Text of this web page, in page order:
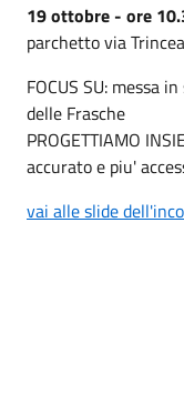
19 ottobre - ore
parchetto via
FOCUS SU: messa
delle Frasche
PROGETTIAMO
accurato e piu'
vai alle slide